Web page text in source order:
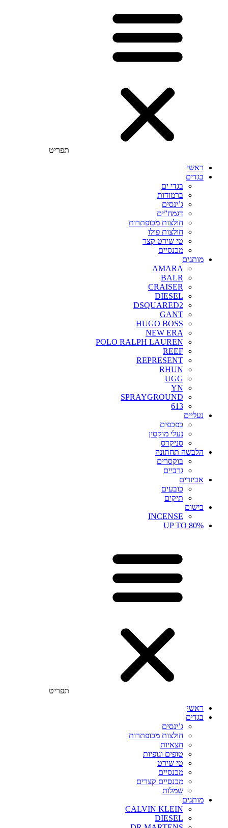
תפריט
ראשי
בגדים
בגדי ים
ברמודות
ג’ינסים
דגמח”ים
חולצות מכופתרות
חולצות פולו
טי שירט קצר
מכנסיים
מותגים
AMARA
BALR
CRAISER
DIESEL
DSQUARED2
GANT
HUGO BOSS
NEW ERA
POLO RALPH LAUREN
REEF
REPRESENT
RHUN
UGG
YN
SPRAYGROUND
613
נעליים
כפכפים
נעלי מוקסין
סניקרס
הלבשה תחתונה
בוקסרים
גרביים
אביזרים
כובעים
תיקים
בישום
INCENSE
UP TO 80%
תפריט
ראשי
בגדים
ג’ינסים
חולצות מכופתרות
חצאיות
טופים וגופיות
טי שירט
מכנסיים
מכנסיים קצרים
שמלות
מותגים
CALVIN KLEIN
DIESEL